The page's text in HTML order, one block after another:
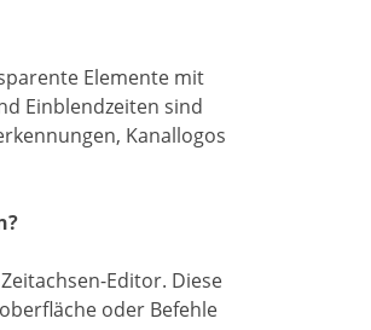
Elemente mit
Einblendzeiten sind
Kanallogos
Editor. Diese
oder Befehle